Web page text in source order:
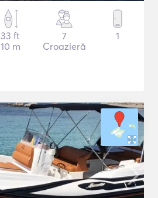
33 ft
10 m
7
Croazieră
1